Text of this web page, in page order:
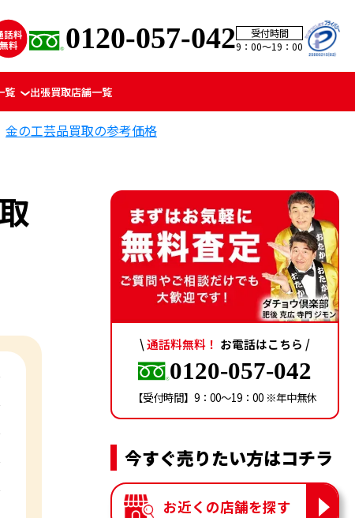
0120-057-042
受付時間
9：00〜19：00
覧 出張買取店舗一覧
金の工芸品買取の参考価格
\通話料無料！ お電話はこちら /
0120-057-042
【受付時間】9：00〜19：00 ※年中無休
今すぐ売りたい方はコチラ
お近くの店舗を探す